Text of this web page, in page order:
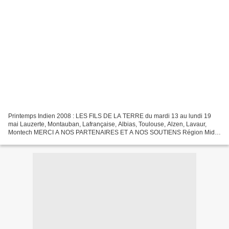
Printemps Indien 2008 : LES FILS DE LA TERRE du mardi 13 au lundi 19
mai Lauzerte, Montauban, Lafrançaise, Albias, Toulouse, Alzen, Lavaur,
Montech MERCI A NOS PARTENAIRES ET A NOS SOUTIENS Région Midi-